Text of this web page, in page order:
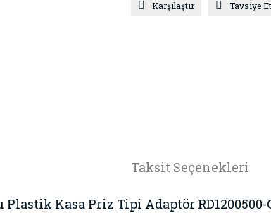
Karşılaştır Tavsiye Et
Taksit Seçenekleri
Kasa Priz Tipi Adaptör RD1200500-